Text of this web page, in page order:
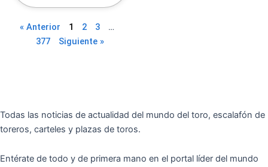
« Anterior 1 2 3
…
377
Siguiente »
Todas las noticias de actualidad del mundo del toro, escalafón de
toreros, carteles y plazas de toros.
Entérate de todo y de primera mano en el portal líder del mundo